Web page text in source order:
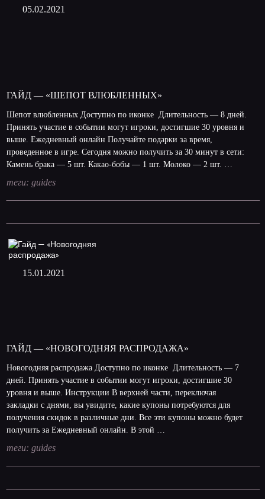
05.02.2021
ГАЙД — «ШЕПОТ ВЛЮБЛЕННЫХ»
Шепот влюбленных Доступно по иконке Длительность — 8 дней.
Принять участие в событии могут игроки, достигшие 30 уровня и
выше. Ежедневный онлайн Получайте подарки за время,
проведенное в игре. Сегодня можно получить за 30 минут в сети:
Камень брака — 5 шт. Какао-бобы — 1 шт. Молоко — 2 шт. …
теги: guides
15.01.2021
ГАЙД — «НОВОГОДНЯЯ РАСПРОДАЖА»
Новогодняя распродажа Доступно по иконке Длительность — 7
дней. Принять участие в событии могут игроки, достигшие 30
уровня и выше. Инструкции В верхней части, переключая
закладки с днями, вы увидите, какие купоны потребуются для
получения скидок в различные дни. Все эти купоны можно будет
получить за Ежедневный онлайн. В этой …
теги: guides